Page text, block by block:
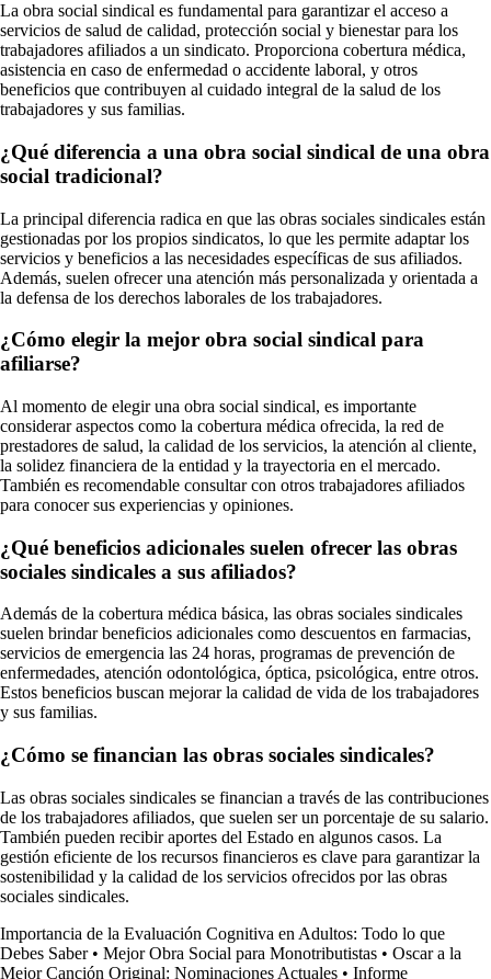
La obra social sindical es fundamental para garantizar el acceso a
servicios de salud de calidad, protección social y bienestar para los
trabajadores afiliados a un sindicato. Proporciona cobertura médica,
asistencia en caso de enfermedad o accidente laboral, y otros
beneficios que contribuyen al cuidado integral de la salud de los
trabajadores y sus familias.
¿Qué diferencia a una obra social sindical de una obra
social tradicional?
La principal diferencia radica en que las obras sociales sindicales están
gestionadas por los propios sindicatos, lo que les permite adaptar los
servicios y beneficios a las necesidades específicas de sus afiliados.
Además, suelen ofrecer una atención más personalizada y orientada a
la defensa de los derechos laborales de los trabajadores.
¿Cómo elegir la mejor obra social sindical para
afiliarse?
Al momento de elegir una obra social sindical, es importante
considerar aspectos como la cobertura médica ofrecida, la red de
prestadores de salud, la calidad de los servicios, la atención al cliente,
la solidez financiera de la entidad y la trayectoria en el mercado.
También es recomendable consultar con otros trabajadores afiliados
para conocer sus experiencias y opiniones.
¿Qué beneficios adicionales suelen ofrecer las obras
sociales sindicales a sus afiliados?
Además de la cobertura médica básica, las obras sociales sindicales
suelen brindar beneficios adicionales como descuentos en farmacias,
servicios de emergencia las 24 horas, programas de prevención de
enfermedades, atención odontológica, óptica, psicológica, entre otros.
Estos beneficios buscan mejorar la calidad de vida de los trabajadores
y sus familias.
¿Cómo se financian las obras sociales sindicales?
Las obras sociales sindicales se financian a través de las contribuciones
de los trabajadores afiliados, que suelen ser un porcentaje de su salario.
También pueden recibir aportes del Estado en algunos casos. La
gestión eficiente de los recursos financieros es clave para garantizar la
sostenibilidad y la calidad de los servicios ofrecidos por las obras
sociales sindicales.
Importancia de la Evaluación Cognitiva en Adultos: Todo lo que
Debes Saber• Mejor Obra Social para Monotributistas • Oscar a la
Mejor Canción Original: Nominaciones Actuales • Informe